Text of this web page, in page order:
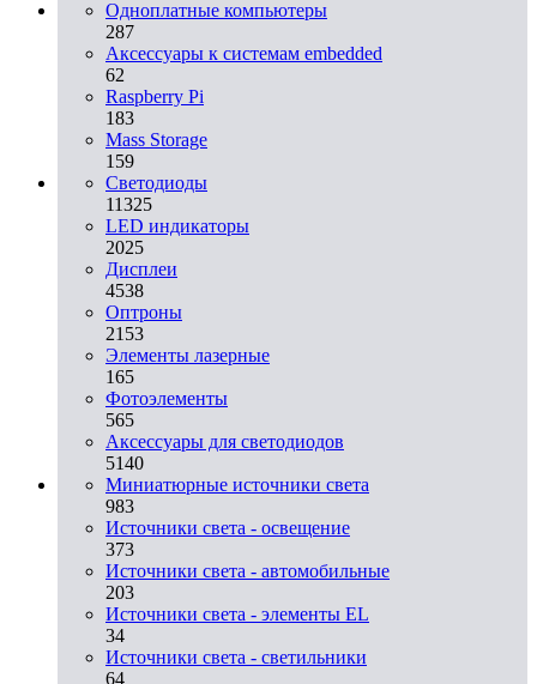
Одноплатные компьютеры
287
Аксессуары к системам embedded
62
Raspberry Pi
183
Mass Storage
159
Светодиоды
11325
LED индикаторы
2025
Дисплеи
4538
Оптроны
2153
Элементы лазерные
165
Фотоэлементы
565
Аксессуары для светодиодов
5140
Миниатюрные источники света
983
Источники света - освещение
373
Источники света - автомобильные
203
Источники света - элементы EL
34
Источники света - светильники
64